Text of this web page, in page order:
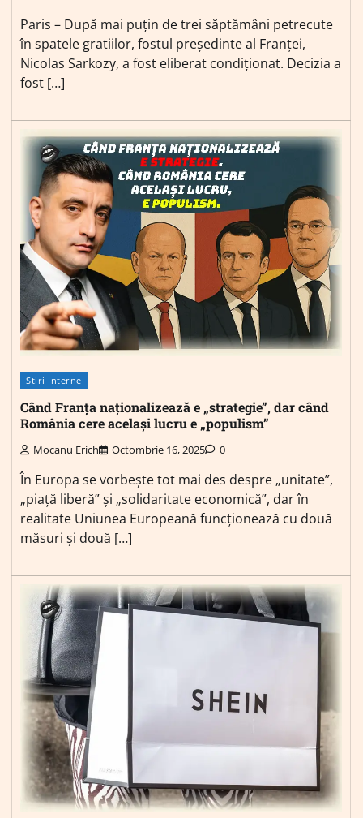
Paris – După mai puțin de trei săptămâni petrecute
în spatele gratiilor, fostul președinte al Franței,
Nicolas Sarkozy, a fost eliberat condiționat. Decizia a
fost […]
Știri Interne
Când Franța naționalizează e „strategie”, dar când
România cere același lucru e „populism”
Mocanu Erich Octombrie 16, 2025 0
În Europa se vorbește tot mai des despre „unitate”,
„piață liberă” și „solidaritate economică”, dar în
realitate Uniunea Europeană funcționează cu două
măsuri și două […]